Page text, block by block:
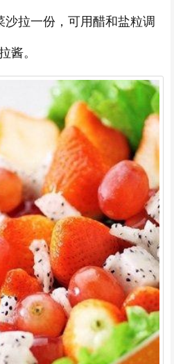
拉一份，可用醋和盐粒调
酱。